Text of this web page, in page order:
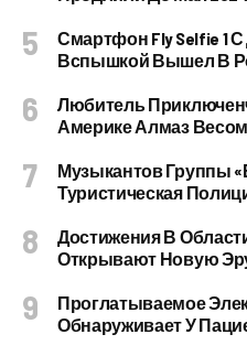
Смартфон Fly Selfie 1
Вспышкой Вышел В
Любитель
Америке Алмаз Весом
Музыкантов Группы
Туристическая
Достижения В
Открывают Новую
Проглатываемое
Обнаруживает У